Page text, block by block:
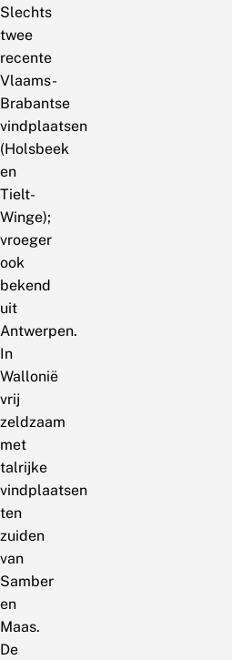
Slechts
twee
recente
Vlaams-
Brabantse
vindplaatsen
(Holsbeek
en
Tielt-
Winge);
vroeger
ook
bekend
uit
Antwerpen.
In
Wallonië
vrij
zeldzaam
met
talrijke
vindplaatsen
ten
zuiden
van
Samber
en
Maas.
De